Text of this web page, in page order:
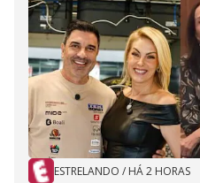
ESTRELANDO / HÁ 2 HORAS